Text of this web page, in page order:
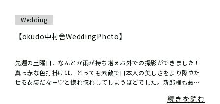
Wedding
【okudo中村舎WeddingPhoto】
先週の土曜日、なんとか雨が持ち堪えお外での撮影ができました！
真っ赤な色打掛けは、とっても素敵で日本人の美しさをより際立た
せる衣装だなー♡と惚れ惚れしてしまうほどでした。新郎様も紋付
続きを読む